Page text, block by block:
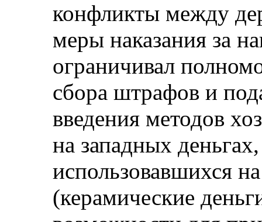
конфликты между
меры наказания за
ограничивал
сбора штрафов и
введения методов
на западных
использовавшихся
(керамические